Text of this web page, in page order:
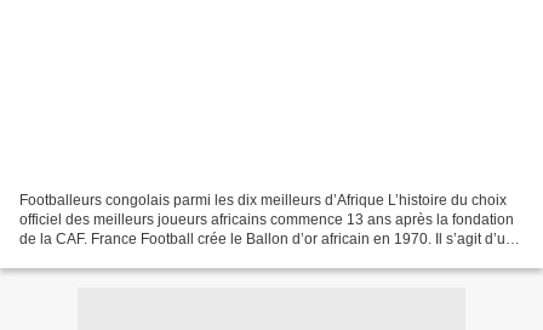
Footballeurs congolais parmi les dix meilleurs d’Afrique L’histoire du choix
officiel des meilleurs joueurs africains commence 13 ans après la fondation
de la CAF. France Football crée le Ballon d’or africain en 1970. Il s’agit d’un